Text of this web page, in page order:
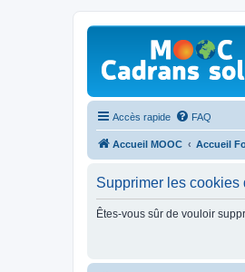
Accès rapide FAQ
Accueil MOOC Accueil
Supprimer les cookies
Êtes-vous sûr de vouloir